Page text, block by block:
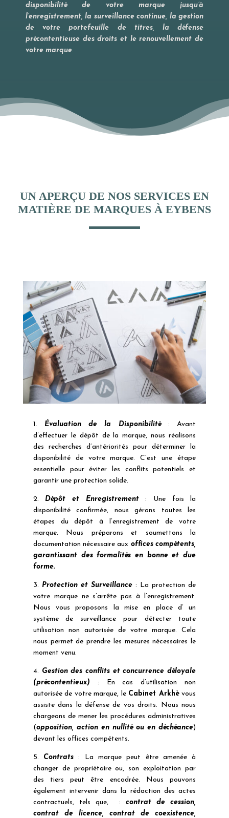
disponibilité de votre marque jusqu’à
l’enregistrement, la surveillance continue, la gestion
de votre portefeuille de titres, la défense
précontentieuse des droits et le renouvellement de
votre marque.
UN APERÇU DE NOS SERVICES EN
MATIÈRE DE MARQUES À EYBENS
1. Évaluation de la Disponibilité: Avant
d’effectuer le dépôt de la marque, nous réalisons
des recherches d’antériorités pour déterminer la
disponibilité de votre marque. C’est une étape
essentielle pour éviter les conflits potentiels et
garantir une protection solide.
2. Dépôt et Enregistrement: Une fois la
disponibilité confirmée, nous gérons toutes les
étapes du dépôt à l’enregistrement de votre
marque. Nous préparons et soumettons la
documentation nécessaire aux offices compétents,
garantissant des formalités en bonne et due
forme.
3. Protection et Surveillance: La protection de
votre marque ne s’arrête pas à l’enregistrement.
Nous vous proposons la mise en place d’ un
système de surveillance pour détecter toute
utilisation non autorisée de votre marque. Cela
nous permet de prendre les mesures nécessaires le
moment venu.
4. Gestion des conflits et concurrence déloyale
(précontentieux) : En cas d’utilisation non
autorisée de votre marque, le Cabinet Arkhèvous
assiste dans la défense de vos droits. Nous nous
chargeons de mener les procédures administratives
(opposition, action en nullité ou en déchéance)
devant les offices compétents.
5. Contrats : La marque peut être amenée à
changer de propriétaire ou, son exploitation par
des tiers peut être encadrée. Nous pouvons
également intervenir dans la rédaction des actes
contractuels, tels que, : contrat de cession,
contrat de licence, contrat de coexistence,